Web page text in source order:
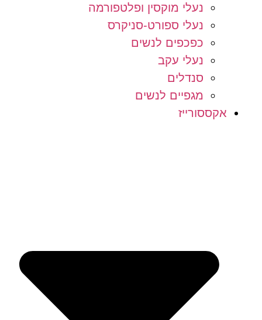
נעלי מוקסין ופלטפורמה
נעלי ספורט-סניקרס
כפכפים לנשים
נעלי עקב
סנדלים
מגפיים לנשים
אקססורייז